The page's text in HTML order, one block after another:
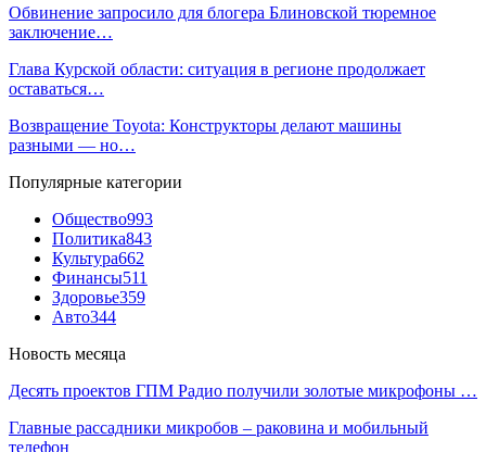
Обвинение запросило для блогера Блиновской тюремное
заключение…
Глава Курской области: ситуация в регионе продолжает
оставаться…
Возвращение Toyota: Конструкторы делают машины
разными — но…
Популярные категории
Общество993
Политика843
Культура662
Финансы511
Здоровье359
Авто344
Новость месяца
Десять проектов ГПМ Радио получили золотые микрофоны …
Главные рассадники микробов – раковина и мобильный
телефон